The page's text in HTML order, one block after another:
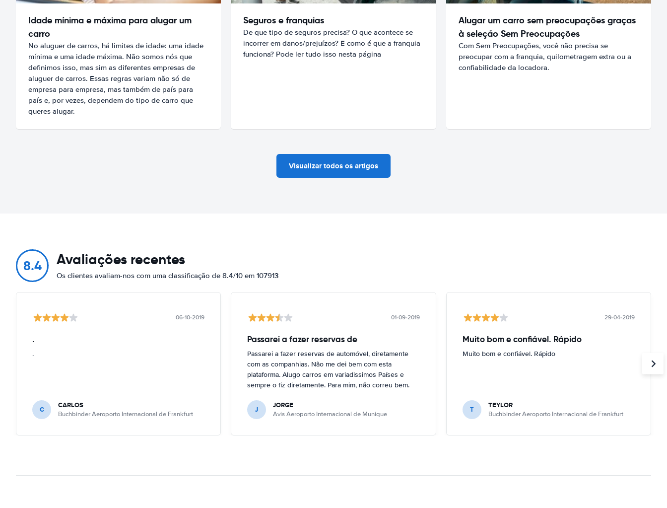
Idade mínima e máxima para alugar um
carro
No aluguer de carros, há limites de idade: uma idade
mínima e uma idade máxima. Não somos nós que
definimos isso, mas sim as diferentes empresas de
aluguer de carros. Essas regras variam não só de
empresa para empresa, mas também de país para
país e, por vezes, dependem do tipo de carro que
queres alugar.
Seguros e franquias
De que tipo de seguros precisa? O que acontece se
incorrer em danos/prejuízos? E como é que a franquia
funciona? Pode ler tudo isso nesta página
Alugar um carro sem preocupações graças
à seleção Sem Preocupações
Com Sem Preocupações, você não precisa se
preocupar com a franquia, quilometragem extra ou a
confiabilidade da locadora.
Visualizar todos os artigos
8.4 Avaliações recentes
Os clientes avaliam-nos com uma classificação de 8.4/10 em 107913
06-10-2019
.
.
C CARLOS
Buchbinder Aeroporto Internacional de Frankfurt
01-09-2019
Passarei a fazer reservas de
Passarei a fazer reservas de automóvel, diretamente
com as companhias. Não me dei bem com esta
plataforma. Alugo carros em variadissimos Países e
sempre o fiz diretamente. Para mim, não correu bem.
J JORGE
Avis Aeroporto Internacional de Munique
29-04-2019
Muito bom e confiável. Rápido
Muito bom e confiável. Rápido
T TEYLOR
Buchbinder Aeroporto Internacional de Frankfurt